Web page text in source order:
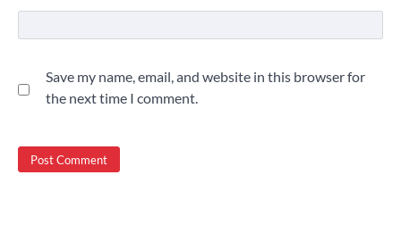
Save my name, email, and website in this browser for
the next time I comment.